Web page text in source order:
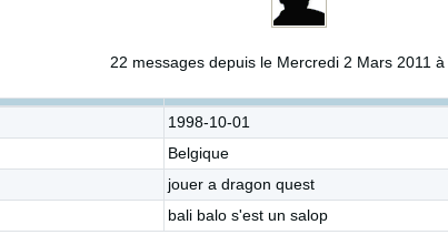
22 messages depuis le Mercredi 2 Mars 2011 à
1998-10-01
Belgique
jouer a dragon quest
bali balo s'est un salop